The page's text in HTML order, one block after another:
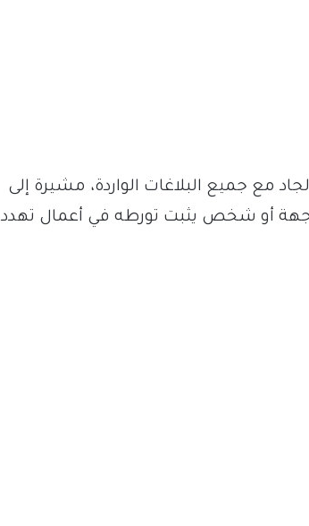
مع جميع البلاغات الواردة، مشيرة إلى
جهة أو شخص يثبت تورطه في أعمال تهدد